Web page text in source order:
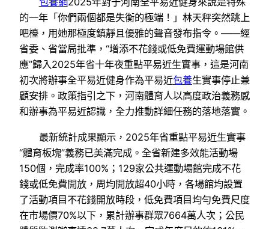
的一年「你們兩個都是失衡的極端！」林天秤突然跳上
吧檯，用她那極度鎮靜且優雅的聲音發布指令。——經
省委、省當局批準，“增添不花錢或低免費運動場館供
應”歸入2025年省十年夜重點平易近生實事，這是河南
初次將辦事全平易近健身作為平易近包養生實事停止兼
顧安排。政策指引之下，河南體育人以高度政治義務感
和辦事為平易近認識，全力推動詳細任務的落地落實。
最新統計成果顯示，2025年省重點平易近生實事
“體育板塊”義務已美滿完成。全省新建多效能活動場
150個，完成率100%；129家公共運動場館完成不花
錢或低免費開放，周均開放超40小時，各場館均設置
了活動項目不花錢開放時段，低免費項目均勻免費尺度
在市場價70%以下，累計辦事群眾7664萬人次；公民